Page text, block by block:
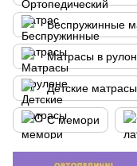
Беспружинные
Матрасы в
Детские матрасы
С мемори